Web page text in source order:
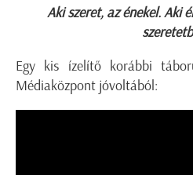
Aki szeret, az énekel. Aki
Egy kis ízelítő korábbi
Médiaközpont jóvoltából: